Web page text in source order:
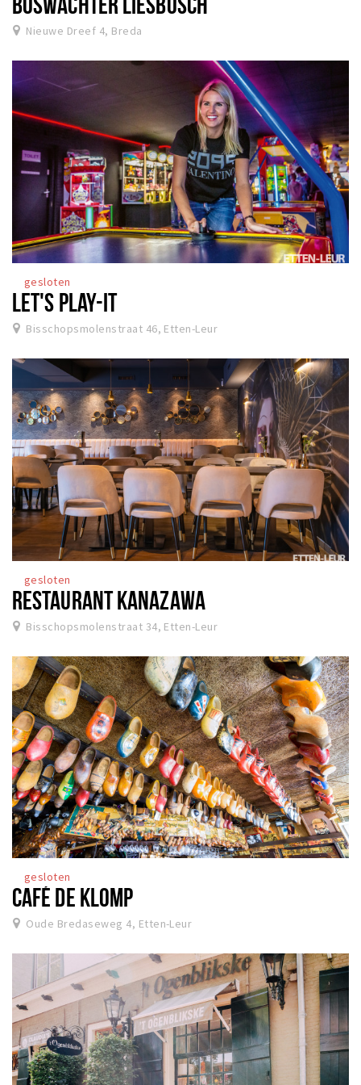
Nieuwe Dreef 4, Breda
gesloten
LET'S PLAY-IT
Bisschopsmolenstraat 46, Etten-Leur
gesloten
RESTAURANT KANAZAWA
Bisschopsmolenstraat 34, Etten-Leur
gesloten
CAFÉ DE KLOMP
Oude Bredaseweg 4, Etten-Leur